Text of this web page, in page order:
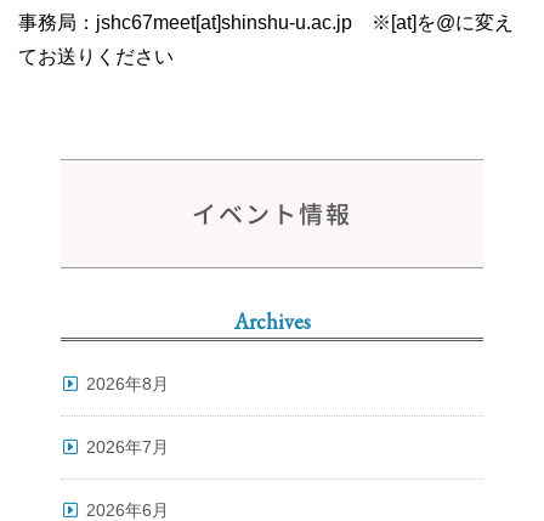
事務局：jshc67meet[at]shinshu-u.ac.jp ※[at]を@に変え
てお送りください
イベント情報
Archives
2026年8月
2026年7月
2026年6月